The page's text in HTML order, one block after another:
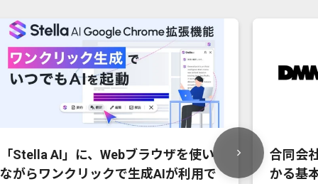
「Stella AI」に、Webブラウザを使い
ながらワンクリックで生成AIが利用で
合同会
かる基